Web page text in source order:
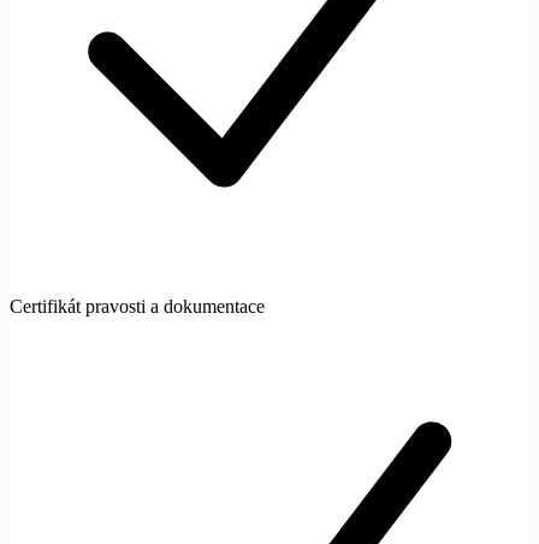
Certifikát pravosti a dokumentace